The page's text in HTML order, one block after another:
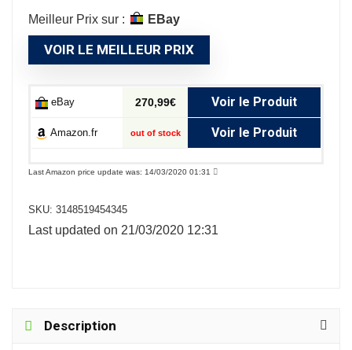
Meilleur Prix sur : eBay
VOIR LE MEILLEUR PRIX
eBay 270,99€ Voir le Produit
Amazon.fr out of stock Voir le Produit
Last Amazon price update was: 14/03/2020 01:31
SKU: 3148519454345
Last updated on 21/03/2020 12:31
Description